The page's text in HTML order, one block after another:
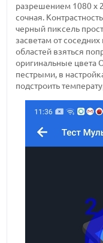
разрешением 1080 x
сочная.
черный пиксель
засветам от
областей взяться
оригинальные цвета
пестрыми, в
подстроить